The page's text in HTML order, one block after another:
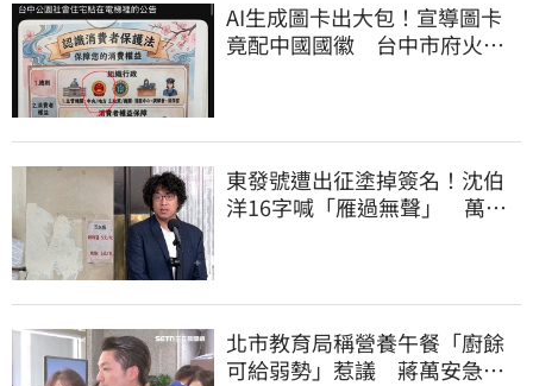
AI生成圖卡出大包！宣導圖卡
竟配中國國徽 台中市府火速
東發號遭出征塗掉簽名！沈伯
洋16字喊「雁過無聲」 萬人
北市教育局稱營養午餐「廚餘
可給弱勢」惹議 蔣萬安急